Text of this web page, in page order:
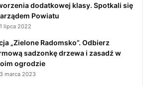
dodatkowej klasy. Spotkali się
Powiatu
lipca 2022
„Zielone Radomsko”. Odbierz
sadzonkę drzewa i zasadź w
ogrodzie
marca 2023